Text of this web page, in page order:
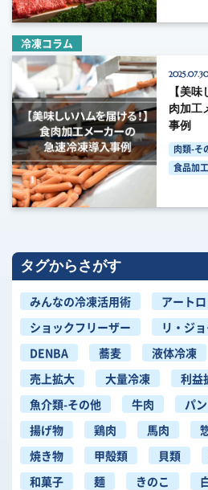
冷凍コラム
2025.07.30
【美
肉加工
事例
肉類-そ
食品加
タグからさがす
みんなの冷凍活用術
アート
ショックフリーザー
リ・ジ
DENBA
蕎麦 液体冷凍
売上拡大
大量冷凍
利益
魚介類-その他
牛肉 パン
揚げ物
鶏肉 馬肉
焼き物
甲殻類 貝類
和菓子
麺 きのこ